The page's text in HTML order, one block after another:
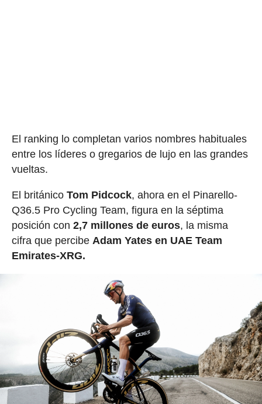
El ranking lo completan varios nombres habituales
entre los líderes o gregarios de lujo en las grandes
vueltas.
El británico Tom Pidcock, ahora en el Pinarello-
Q36.5 Pro Cycling Team, figura en la séptima
posición con 2,7 millones de euros, la misma
cifra que percibe Adam Yates en UAE Team
Emirates-XRG.